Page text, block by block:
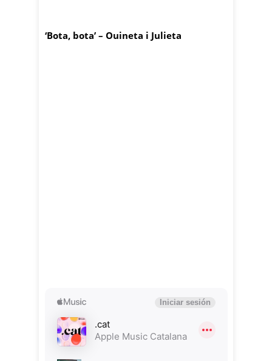
‘Bota, bota’ – Ouineta i Julieta